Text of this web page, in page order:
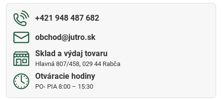
+421 948 487 682
obchod​@jutro​.sk
Sklad a výdaj tovaru
Hlavná 807/458, 029 44 Rabča
Otváracie hodiny
PO- PIA 8:00 – 15:30